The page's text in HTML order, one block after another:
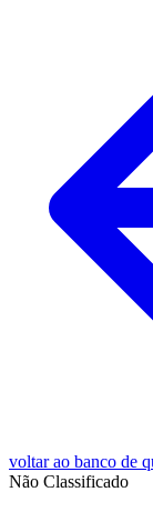
voltar ao banco de
Não Classificado